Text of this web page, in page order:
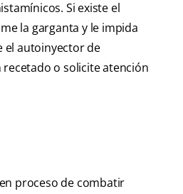
Si existe el
la garganta y le impida
el autoinyector de
o solicite atención
proceso de combatir